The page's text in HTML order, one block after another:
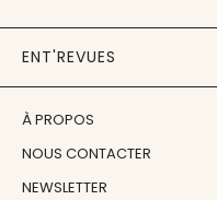
ENT'REVUES
À PROPOS
NOUS CONTACTER
NEWSLETTER